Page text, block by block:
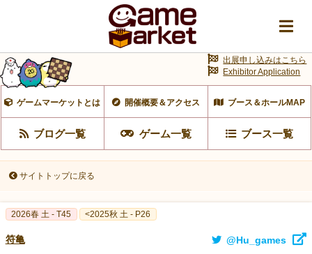
ゲームマーケットとは 開催概要＆アクセス ブース＆ホールMAP
ブログ一覧 ゲーム一覧 ブース一覧
出展申し込みはこちら
Exhibitor Application
サイトトップに戻る
2026春 土 - T45 <2025秋 土 - P26
符亀 @Hu_games